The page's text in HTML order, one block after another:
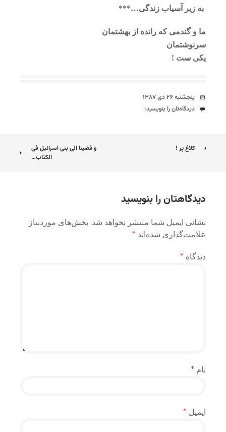
به زیر آسیاب زندگی…***
ما و گندمی که رانده از بهشتمان
سرنوشتمان
یکی ست !
تاریخ
پنجشنبه ۲۶ دی ۱۳۸۷
دیدگاه‌ها
دیدگاه‌تان را بنویسید:
ناوبری
کلاغ پر !
و قضینا الی بنی اسرائیل فی
الکتاب…
دیدگاهتان را بنویسید
نشانی ایمیل شما منتشر نخواهد شد. بخش‌های موردنیاز
علامت‌گذاری شده‌اند *
دیدگاه *
نام *
ایمیل *